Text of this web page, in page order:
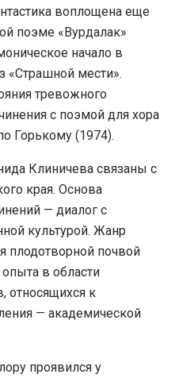
воплощена еще
поэме «Вурдалак»
начало в
«Страшной мести».
тревожного
с поэмой для хора
Горькому (1974).
Клиничева связаны с
края. Основа
— диалог с
культурой. Жанр
плодотворной почвой
в области
относящихся к
— академической
проявился у